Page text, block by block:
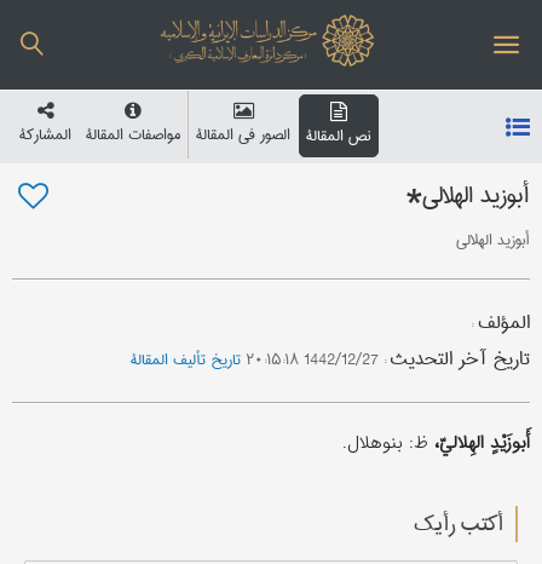
نص المقالة الصور في المقالة مواصفات المقالة المشارکة
أبوزید الهلالي*
أبوزید الهلالي
المؤلف:
تاریخ آخر التحدیث: 1442/12/27 ۲۰:۱۵:۱۸ تاریخ تألیف المقالة
أَبوزَیْدٍ الهِلاليّ، ظ: بنوهلال.
أکتب رأیك